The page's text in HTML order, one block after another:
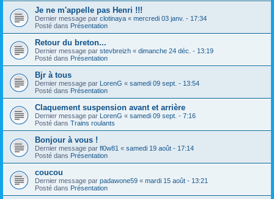
Je ne m'appelle pas Henri !!!
Dernier message par clotinaya « mercredi 03 janv. - 17:34
Posté dans Présentation
Retour du breton...
Dernier message par stevbreizh « dimanche 24 déc. - 13:19
Posté dans Présentation
Bjr à tous
Dernier message par LorenG « samedi 09 sept. - 13:54
Posté dans Présentation
Claquement suspension avant et arrière
Dernier message par LorenG « samedi 09 sept. - 7:16
Posté dans Trains roulants
Bonjour à vous !
Dernier message par fl0w81 « samedi 19 août - 17:14
Posté dans Présentation
coucou
Dernier message par padawone59 « mardi 15 août - 13:21
Posté dans Présentation